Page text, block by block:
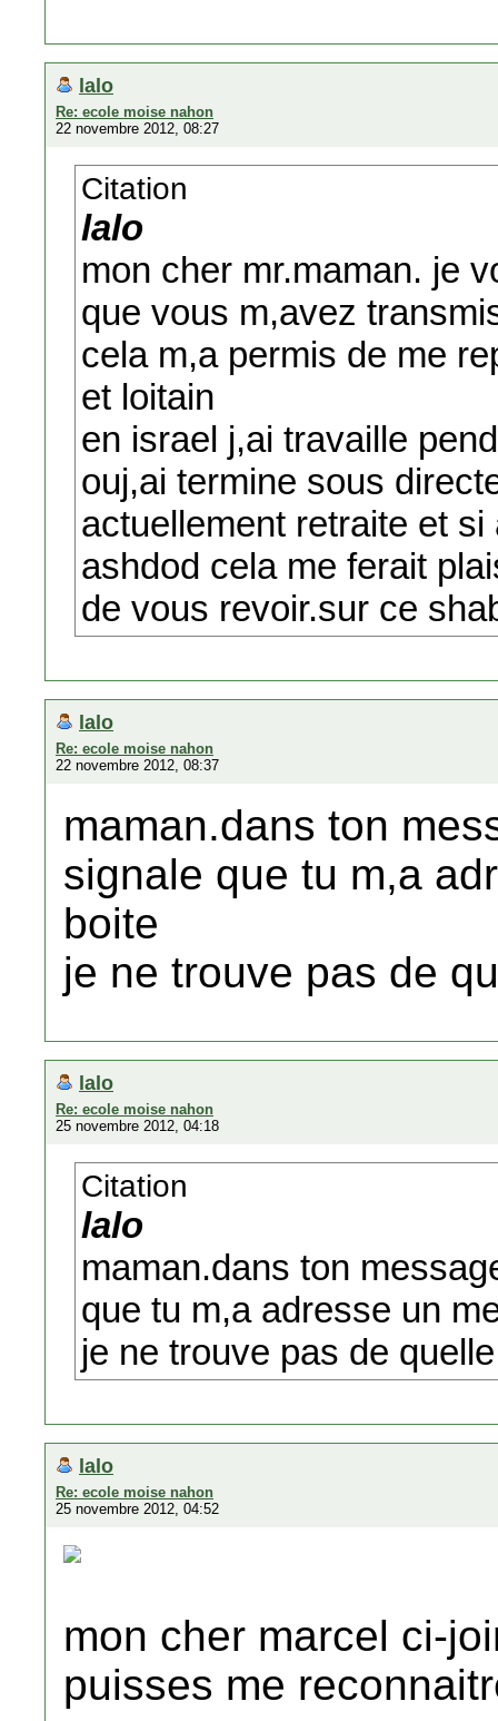
lalo
Re: ecole moise nahon
22 novembre 2012, 08:27
Citation
lalo
mon cher mr.maman. je
que vous m,avez
cela m,a permis de me
et loitain
en israel j,ai travaille
ouj,ai termine sous
actuellement retraite et
ashdod cela me ferait
de vous revoir.sur ce
lalo
Re: ecole moise nahon
22 novembre 2012, 08:37
maman.dans ton
signale que tu m,a
boite
je ne trouve pas de
lalo
Re: ecole moise nahon
25 novembre 2012, 04:18
Citation
lalo
maman.dans ton
que tu m,a adresse un
je ne trouve pas de
lalo
Re: ecole moise nahon
25 novembre 2012, 04:52
mon cher marcel ci-
puisses me